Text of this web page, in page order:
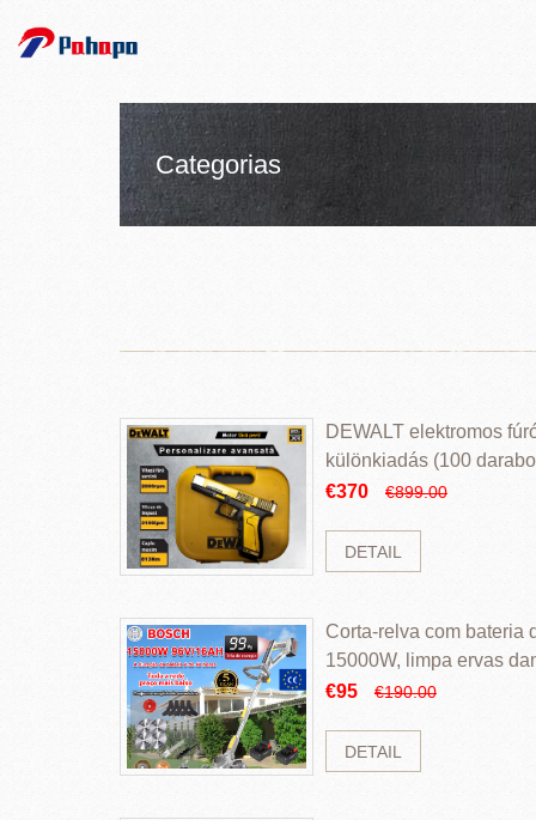
Categorias
DEWALT elektromos
különkiadás (100
€370
€899.00
DETAIL
Corta-relva com bateria
15000W, limpa ervas
rapidamente
€95 €190.00
DETAIL